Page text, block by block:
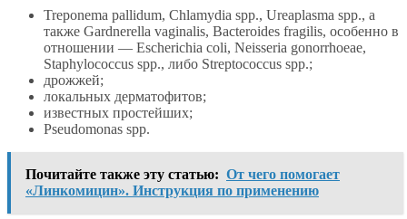
Treponema pallidum, Chlamydia spp., Ureaplasma spp., а
также Gardnerella vaginalis, Bacteroides fragilis, особенно в
отношении — Escherichia coli, Neisseria gonorrhoeae,
Staphylococcus spp., либо Streptococcus spp.;
дрожжей;
локальных дерматофитов;
известных простейших;
Pseudomonas spp.
Почитайте также эту статью: От чего помогает
«Линкомицин». Инструкция по применению